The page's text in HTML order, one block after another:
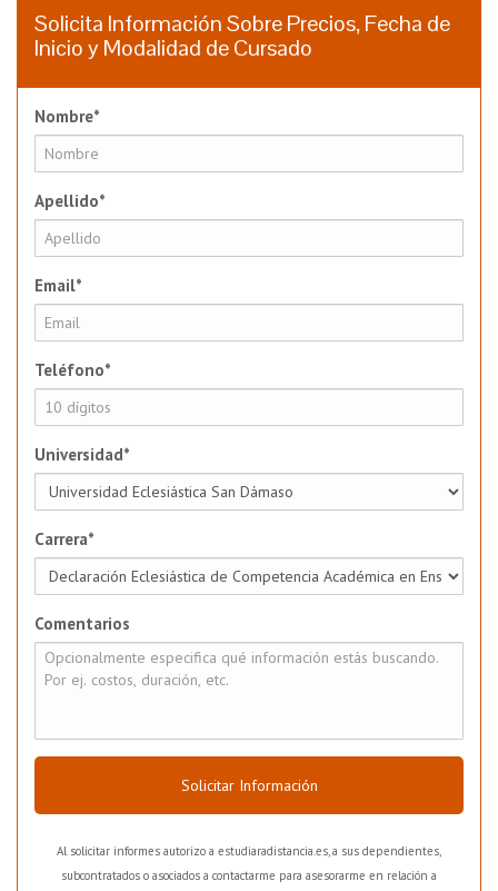
Solicita Información Sobre Precios, Fecha de
Inicio y Modalidad de Cursado
Nombre*
Apellido*
Email*
Teléfono*
Universidad*
Carrera*
Comentarios
Solicitar Información
Al solicitar informes autorizo a estudiaradistancia.es, a sus dependientes,
subcontratados o asociados a contactarme para asesorarme en relación a